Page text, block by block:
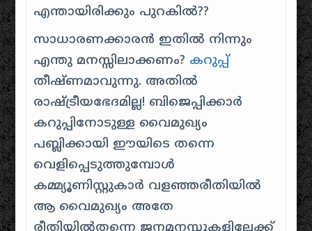
എന്തായിരിക്കും പുറകിൽ??
സാധാരണക്കാരൻ ഇതിൽ നിന്നും
എന്തു മനസ്സിലാക്കണം? കറുപ്പ്
തീഷ്ണമാവുന്നു. അതിൽ
രാഷ്ട്രീയഭേദമില്ല! ബിജെപ്പിക്കാർ
കറുപ്പിനോടുള്ള വൈമുഖ്യം
പബ്ലിക്കായി ഈയിടെ തന്നെ
വെളിപ്പെടുത്തുമ്പോൾ
കമ്മ്യൂണിസ്റ്റുകാർ വളഞ്ഞരീതിയിൽ
ആ വൈമുഖ്യം അതേ